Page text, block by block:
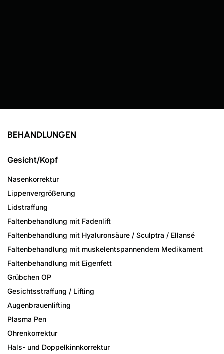
BEHANDLUNGEN
Gesicht/Kopf
Nasenkorrektur
Lippenvergrößerung
Lidstraffung
Faltenbehandlung mit Fadenlift
Faltenbehandlung mit Hyaluronsäure / Sculptra / Ellansé
Faltenbehandlung mit muskelentspannendem Medikament
Faltenbehandlung mit Eigenfett
Grübchen OP
Gesichtsstraffung / Lifting
Augenbrauenlifting
Plasma Pen
Ohrenkorrektur
Hals- und Doppelkinnkorrektur